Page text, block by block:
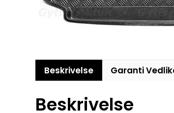
Beskrivelse Garanti
Beskrivelse